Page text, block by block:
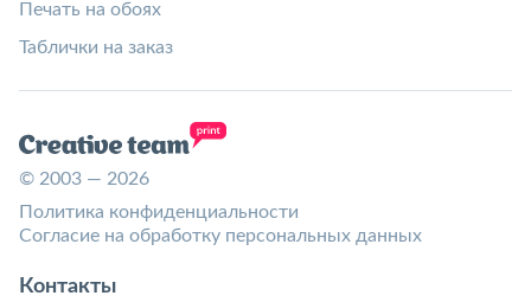
Печать на обоях
Таблички на заказ
© 2003 — 2026
Политика конфиденциальности
Согласие на обработку персональных данных
Контакты